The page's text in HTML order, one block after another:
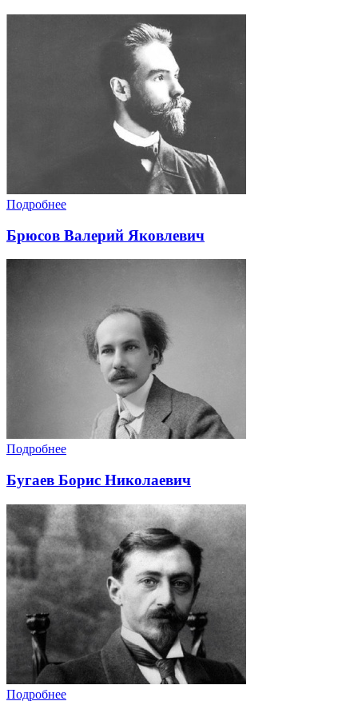
Подробнее
Брюсов Валерий Яковлевич
Подробнее
Бугаев Борис Николаевич
Подробнее